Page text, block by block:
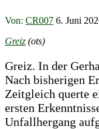
Von: CR007 6. Juni
Greiz (ots)
Greiz. In der
Nach bisherigen
Zeitgleich querte
ersten
Unfallhergang